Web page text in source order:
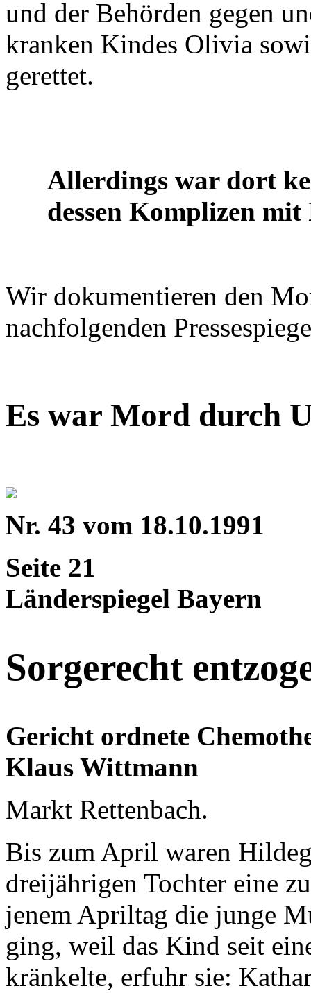
und der Behörden gegen
kranken Kindes Olivia
gerettet.
Allerdings war dort
dessen Komplizen
Wir dokumentieren den
nachfolgenden
Es war Mord durch
Nr. 43 vom 18.10.1991
Seite 21
Länderspiegel Bayern
Sorgerecht
Gericht ordnete
Klaus Wittmann
Markt Rettenbach.
Bis zum April waren
dreijährigen Tochter eine
jenem Apriltag die junge
ging, weil das Kind seit
kränkelte, erfuhr sie: